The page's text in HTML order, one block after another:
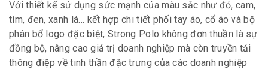
Với thiết kế sử dụng sức mạnh của màu sắc như đỏ, cam,
tím, đen, xanh lá… kết hợp chi tiết phối tay áo, cổ áo và bộ
phân bổ logo đặc biệt, Strong Polo không đơn thuần là sự
đồng bộ, nâng cao giá trị doanh nghiệp mà còn truyền tải
thông điệp về tinh thần đặc trưng của các doanh nghiệp